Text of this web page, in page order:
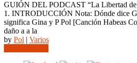
GUIÓN DEL PODCAST “La Libertad de
1. INTRODUCCIÓN Nota: Dónde dice
significa Gina y P Pol [Canción Habeas
daño a a la
by Pol | Varios